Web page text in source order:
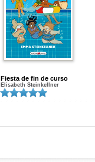
Fiesta de fin de curso
Elisabeth Steinkellner